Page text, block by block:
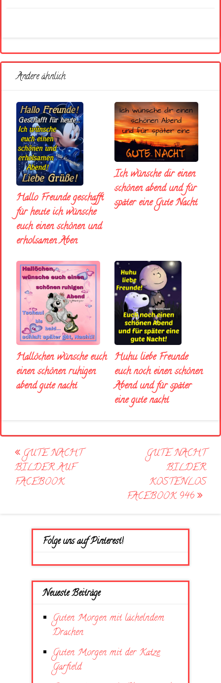
Andere ähnlich
Hallo Freunde geschafft
für heute ich wünsche
euch einen schönen und
erholsamen Aben
Ich wünsche dir einen
schönen abend und fúr
später eine Gute Nacht
Hallöchen wünsche euch
einen schönen ruhigen
abend gute nacht
Huhu liebe Freunde
euch noch einen schönen
Abend und für später
eine gute nacht
Post
navigation
GUTE NACHT
BILDER AUF
FACEBOOK
GUTE NACHT
BILDER
KOSTENLOS
FACEBOOK 946
Folge uns auf Pinterest!
Neueste Beiträge
Guten Morgen mit lächelndem
Drachen
Guten Morgen mit der Katze
Garfield